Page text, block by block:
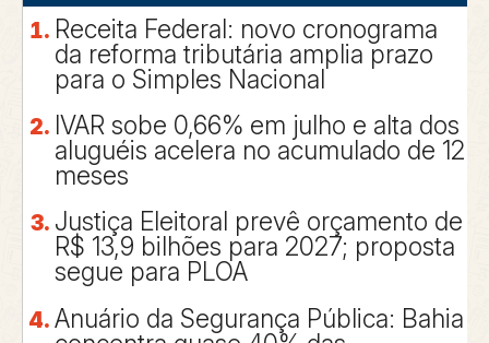
Receita Federal: novo cronograma
da reforma tributária amplia prazo
para o Simples Nacional
IVAR sobe 0,66% em julho e alta dos
aluguéis acelera no acumulado de 12
meses
Justiça Eleitoral prevê orçamento de
R$ 13,9 bilhões para 2027; proposta
segue para PLOA
Anuário da Segurança Pública: Bahia